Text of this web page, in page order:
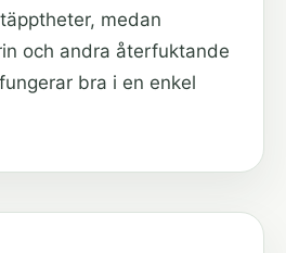
medan
och andra återfuktande
bra i en enkel